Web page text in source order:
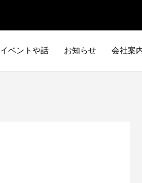
イベントや話 お知らせ 会社案